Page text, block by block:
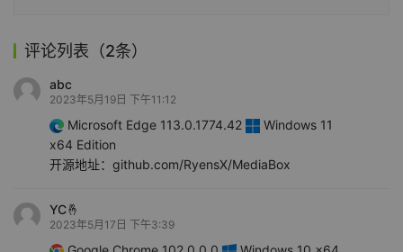
评论列表（2条）
abc
2023年5月19日 下午11:12
Microsoft Edge 113.0.1774.42
Windows 11
x64 Edition
开源地址：github.com/RyensX/MediaBox
YC🤞
2023年5月17日 下午3:39